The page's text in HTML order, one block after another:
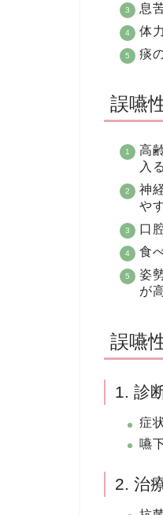
息
体
痰
誤嚥
高
入
神
や
口
食
姿
が
誤嚥
1. 診
症
嚥
2. 治